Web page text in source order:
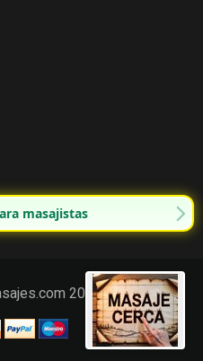
masajistas
2025.